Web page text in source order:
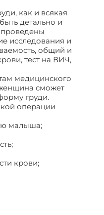
как и всякая
детально и
исследования и
общий и
тест на ВИЧ,
медицинского
сможет
груди.
операции
малыша;
крови;